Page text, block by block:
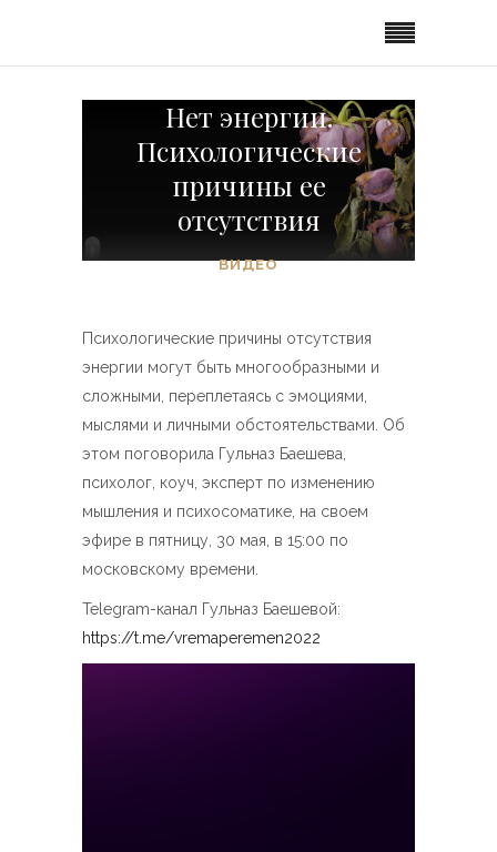
Нет энергии.
Психологические
причины ее
отсутствия
ВИДЕО
Психологические причины отсутствия
энергии могут быть многообразными и
сложными, переплетаясь с эмоциями,
мыслями и личными обстоятельствами. Об
этом поговорила Гульназ Баешева,
психолог, коуч, эксперт по изменению
мышления и психосоматике, на своем
эфире в пятницу, 30 мая, в 15:00 по
московскому времени.
Telegram-канал Гульназ Баешевой:
https://t.me/vremaperemen2022